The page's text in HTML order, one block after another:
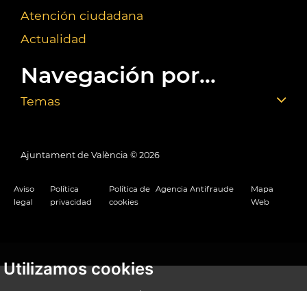
Utilizamos cookies
Atención ciudadana
Actualidad
Navegación por...
Temas
Ajuntament de València © 2026
Aviso
legal
Política
privacidad
Política de
cookies
Agencia Antifraude
Mapa
Web